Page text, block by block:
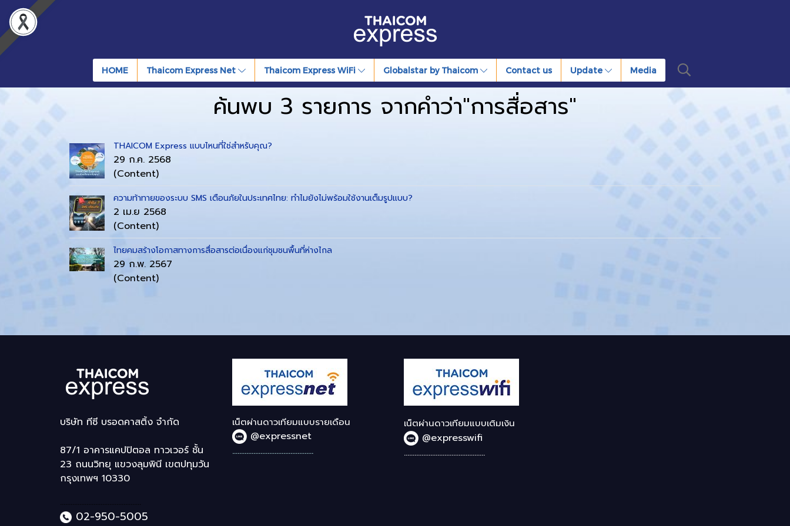
HOME Thaicom Express Net Thaicom Express WiFi Globalstar by Thaicom Contact us Update Media
ค้นพบ 3 รายการ จากคำว่า"การสื่อสาร"
THAICOM Express แบบไหนที่ใช่สำหรับคุณ?
29 ก.ค. 2568
(Content)
ความท้าทายของระบบ SMS เตือนภัยในประเทศไทย: ทำไมยังไม่พร้อมใช้งานเต็มรูปแบบ?
2 เม.ย 2568
(Content)
ไทยคมสร้างโอกาสทางการสื่อสารต่อเนื่องแก่ชุมชนพื้นที่ห่างไกล
29 ก.พ. 2567
(Content)
บริษัท ทีซี บรอดคาสติ้ง จำกัด
87/1 อาคารแคปปิตอล ทาวเวอร์ ชั้น
23 ถนนวิทยุ แขวงลุมพินี เขตปทุมวัน
กรุงเทพฯ 10330
..............................................
02-950-5005
เน็ตผ่านดาวเทียมแบบรายเดือน
@expressnet
..............................................
เน็ตผ่านดาวเทียมแบบเติมเงิน
@expresswifi
..............................................